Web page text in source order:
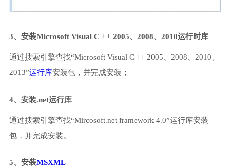
3、安装Microsoft Visual C ++ 2005、2008、2010运行时库
通过搜索引擎查找“Microsoft Visual C ++ 2005、2008、2010、
2013”运行库安装包，并完成安装；
4、安装.net运行库
通过搜索引擎查找“Mircosoft.net framework 4.0”运行库安装
包，并完成安装。
5、安装MSXML